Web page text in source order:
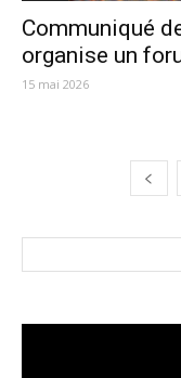
Communiqué
organise un
15 mai 2026